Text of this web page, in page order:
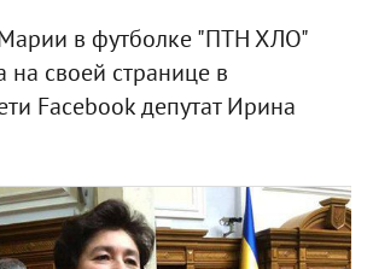
в футболке "ПТН ХЛО"
на своей странице в
Facebook депутат Ирина